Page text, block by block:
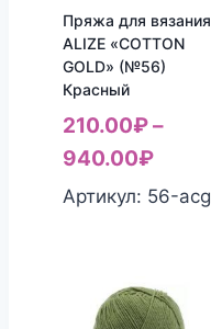
Пряжа для вязания
ALIZE «COTTON
GOLD» (№56)
Красный
210.00₽–
940.00₽
Артикул: 56-acg